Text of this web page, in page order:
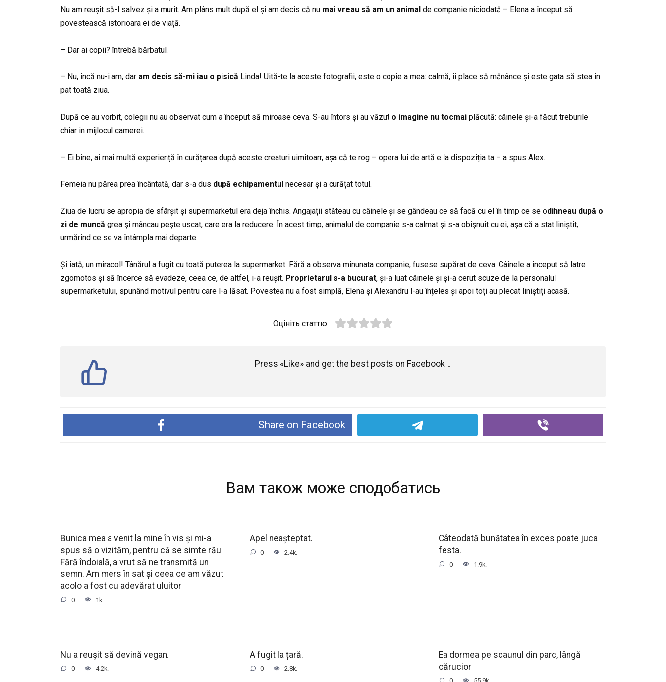
Nu am reușit să-l salvez și a murit. Am plâns mult după el și am decis că nu mai vreau să am un animal de companie niciodată – Elena a început să
povestească istorioara ei de viață.
– Dar ai copii? întrebă bărbatul.
– Nu, încă nu-i am, dar am decis să-mi iau o pisică Linda! Uită-te la aceste fotografii, este o copie a mea: calmă, îi place să mănânce și este gata să stea în
pat toată ziua.
După ce au vorbit, colegii nu au observat cum a început să miroase ceva. S-au întors și au văzut o imagine nu tocmai plăcută: câinele și-a făcut treburile
chiar in mijlocul camerei.
– Ei bine, ai mai multă experiență în curățarea după aceste creaturi uimitoarr, așa că te rog – opera lui de artă e la dispoziția ta – a spus Alex.
Femeia nu părea prea încântată, dar s-a dus după echipamentul necesar și a curățat totul.
Ziua de lucru se apropia de sfârșit și supermarketul era deja închis. Angajații stăteau cu câinele și se gândeau ce să facă cu el în timp ce se odihneau după o
zi de muncă grea și mâncau pește uscat, care era la reducere. În acest timp, animalul de companie s-a calmat și s-a obișnuit cu ei, așa că a stat liniștit,
urmărind ce se va întâmpla mai departe.
Și iată, un miracol! Tânărul a fugit cu toată puterea la supermarket. Fără a observa minunata companie, fusese supărat de ceva. Câinele a început să latre
zgomotos și să încerce să evadeze, ceea ce, de altfel, i-a reușit. Proprietarul s-a bucurat, și-a luat câinele și și-a cerut scuze de la personalul
supermarketului, spunând motivul pentru care l-a lăsat. Povestea nu a fost simplă, Elena și Alexandru l-au înțeles și apoi toți au plecat liniștiți acasă.
Оцініть статтю
Press «Like» and get the best posts on Facebook ↓
Share on Facebook
Вам також може сподобатись
Bunica mea a venit la mine în vis și mi-a
spus să o vizităm, pentru că se simte rău.
Fără îndoială, a vrut să ne transmită un
semn. Am mers în sat și ceea ce am văzut
acolo a fost cu adevărat uluitor
0 1k.
Apel neașteptat.
0 2.4k.
Câteodată bunătatea în exces poate juca
festa.
0 1.9k.
Nu a reușit să devină vegan.
0 4.2k.
A fugit la țară.
0 2.8k.
Ea dormea pe scaunul din parc, lângă
cărucior
0 55.9k.